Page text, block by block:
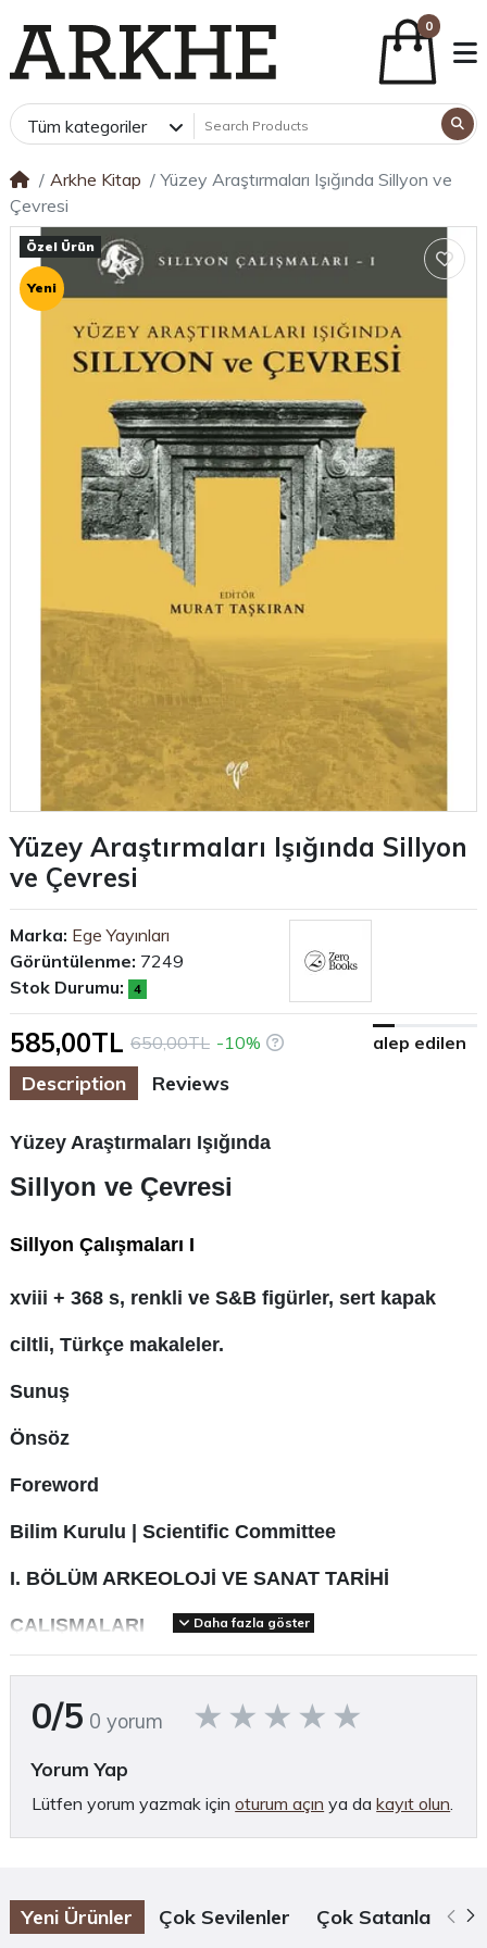
0
Tüm kategoriler
Arkhe Kitap
Yüzey Araştırmaları Işığında Sillyon ve
Çevresi
Özel Ürün
Yeni
Yüzey Araştırmaları Işığında Sillyon
ve Çevresi
Description Reviews
Yüzey Araştırmaları Işığında
Sillyon ve Çevresi
Sillyon Çalışmaları I
xviii + 368 s, renkli ve S&B figürler, sert kapak
ciltli, Türkçe makaleler.
Sunuş
Önsöz
Foreword
Bilim Kurulu | Scientific Committee
I. BÖLÜM ARKEOLOJİ VE SANAT TARİHİ
ÇALIŞMALARI
·Murat Taşkıran/ Pamphylia Ovasında Bir
Savunma Kenti: Sillyon
Mustafa Bilgin - Pınar Kızıltepe Bilgin - Eylem
Özdemir/ Yüzey Araştırmaları Işığında Sillyon
·Bilge Yılmaz Kolancı / Antalya Müzesi’nde
Daha fazla göster
Marka: Ege Yayınları
Görüntülenme: 7249
Stok Durumu:
4
585,00TL 650,00TL -10% alep edilen
0/5 0 yorum
Yorum Yap
Lütfen yorum yazmak içinoturum açın ya dakayıt olun.
Yeni Ürünler Çok Sevilenler Çok Satanlar